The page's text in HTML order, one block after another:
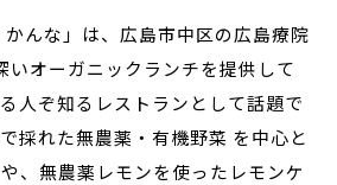
かんな」は、広島市中区の広島療院
いオーガニックランチを提供して
人ぞ知るレストランとして話題で
採れた無農薬・有機野菜 を中心と
、無農薬レモンを使ったレモンケ